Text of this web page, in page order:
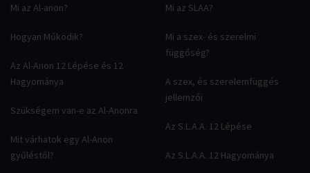
Mi az Al-anon?
Hogyan Működik?
Az Al-Anon 12 Lépése és 12
Hagyománya
Szükségem van-e az Al-Anonra
Mit várhatok egy Al-Anon
gyűléstől?
Mi az SLAA?
Mi a szex- és szerelmi
függőség?
A szex, és szerelemfüggés
jellemzői
Az S.L.A.A. 12 Lépése
Az S.L.A.A. 12 Hagyománya